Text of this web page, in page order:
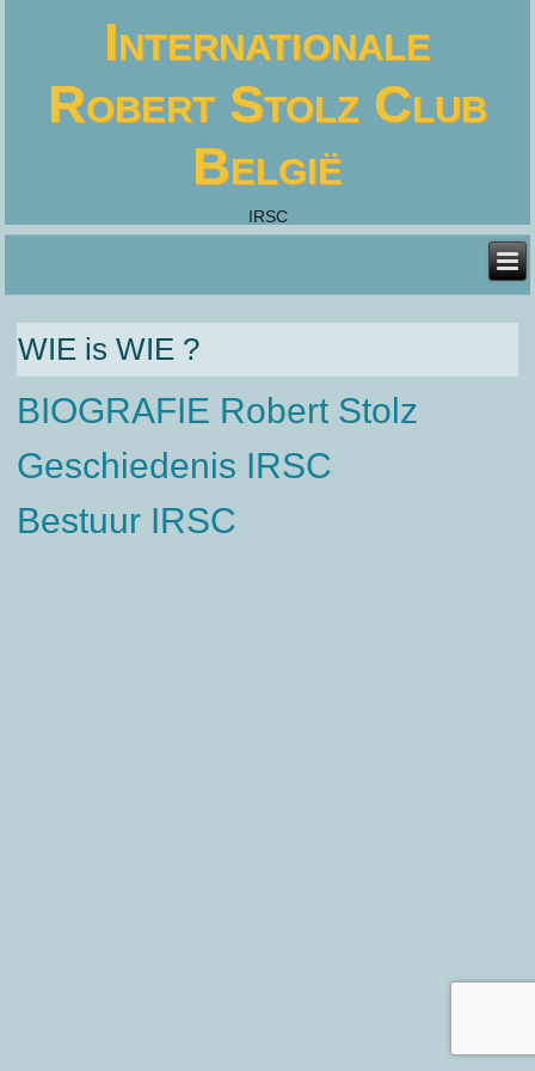
Internationale
Robert Stolz Club
België
IRSC
WIE is WIE ?
BIOGRAFIE Robert Stolz
Geschiedenis IRSC
Bestuur IRSC